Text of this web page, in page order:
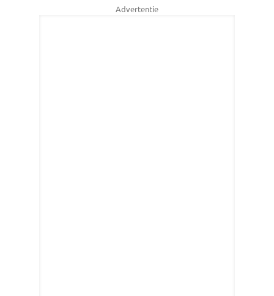
Advertentie